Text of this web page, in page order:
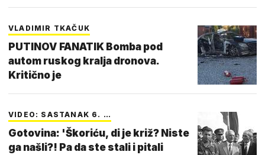
VLADIMIR TKAČUK
PUTINOV FANATIK Bomba pod
autom ruskog kralja dronova.
Kritično je
VIDEO: SASTANAK 6. …
Gotovina: 'Škoriću, di je križ? Niste
ga našli?! Pa da ste stali i pitali